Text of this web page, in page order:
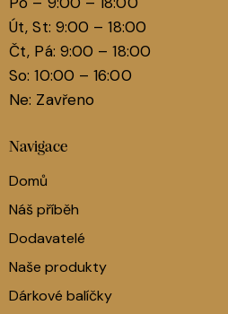
Út, St: 9:00 – 18:00
Čt, Pá: 9:00 – 18:00
So: 10:00 – 16:00
Ne: Zavřeno
Navigace
Domů
Náš příběh
Dodavatelé
Naše produkty
Dárkové balíčky